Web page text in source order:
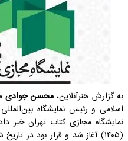
به گزارش هنرآنلاین، محسن جوادی
اسلامی و رئیس نمایشگاه